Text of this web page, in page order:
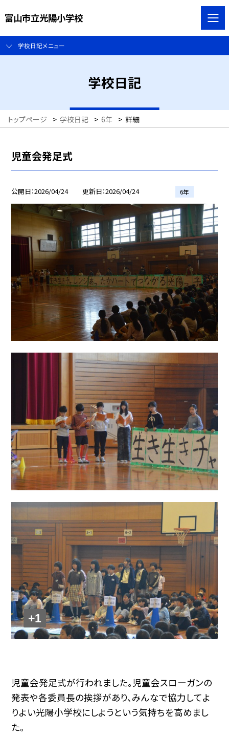
富山市立光陽小学校
学校日記メニュー
学校日記
トップページ > 学校日記 > 6年 > 詳細
児童会発足式
公開日 2026/04/24 更新日 2026/04/24 6年
+1
児童会発足式が行われました。児童会スローガンの
発表や各委員長の挨拶があり、みんなで協力してよ
りよい光陽小学校にしようという気持ちを高めまし
た。